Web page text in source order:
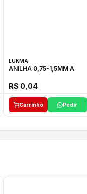
LUKMA
ANILHA 0,75-1,5MM A
R$ 0,04
Carrinho Pedir